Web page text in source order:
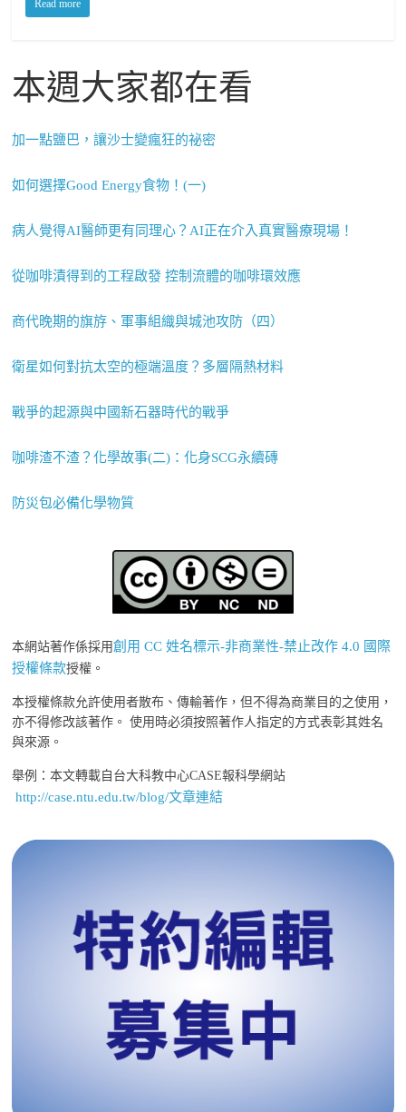
Read more
本週大家都在看
加一點鹽巴，讓沙士變瘋狂的祕密
如何選擇Good Energy食物！(一)
病人覺得AI醫師更有同理心？AI正在介入真實醫療現場！
從咖啡漬得到的工程啟發 控制流體的咖啡環效應
商代晚期的旗斿、軍事組織與城池攻防（四）
衛星如何對抗太空的極端溫度？多層隔熱材料
戰爭的起源與中國新石器時代的戰爭
咖啡渣不渣？化學故事(二)：化身SCG永續磚
防災包必備化學物質
本網站著作係採用創用 CC 姓名標示-非商業性-禁止改作 4.0 國際
授權條款授權。
本授權條款允許使用者散布、傳輸著作，但不得為商業目的之使用，
亦不得修改該著作。 使用時必須按照著作人指定的方式表彰其姓名
與來源。
舉例：本文轉載自台大科教中心CASE報科學網站
http://case.ntu.edu.tw/blog/文章連結